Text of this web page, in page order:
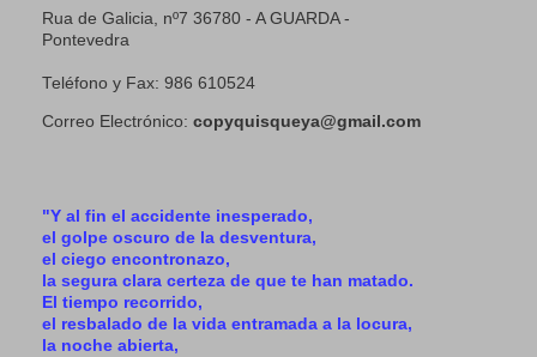
Rua de Galicia, nº7 36780 - A GUARDA -
Pontevedra
Teléfono y Fax: 986 610524
Correo Electrónico: copyquisqueya@gmail.com
"Y al fin el accidente inesperado,
el golpe oscuro de la desventura,
el ciego encontronazo,
la segura clara certeza de que te han matado.
El tiempo recorrido,
el resbalado de la vida entramada a la locura,
la noche abierta,